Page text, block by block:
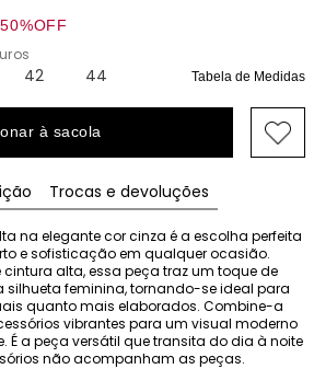
50%OFF
42 44 Tabela de Medidas
à sacola
Trocas e devoluções
na elegante cor cinza é a escolha perfeita
e sofisticação em qualquer ocasião.
alta, essa peça traz um toque de
feminina, tornando-se ideal para
quanto mais elaborados. Combine-a
vibrantes para um visual moderno
É a peça versátil que transita do dia à noite
não acompanham as peças.